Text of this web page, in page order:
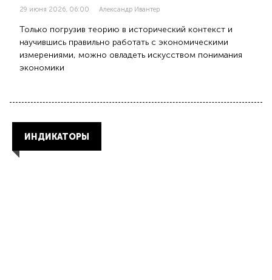
29 июня 2026, 06:00 Александр Ивантер
Только погрузив теорию в исторический контекст и
научившись правильно работать с экономическими
измерениями, можно овладеть искусством понимания
экономики
ИНДИКАТОРЫ